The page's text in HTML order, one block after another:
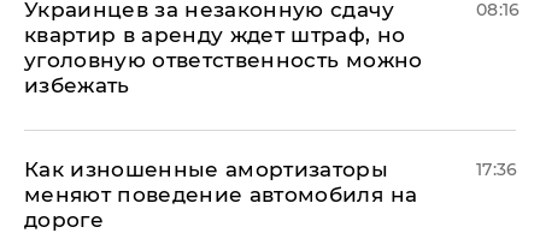
Украинцев за незаконную сдачу
квартир в аренду ждет штраф, но
уголовную ответственность можно
избежать
08:16
Как изношенные амортизаторы
меняют поведение автомобиля на
дороге
17:36